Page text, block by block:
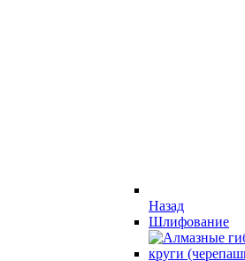
Назад
Шлифование